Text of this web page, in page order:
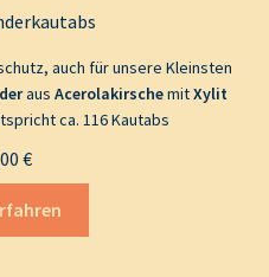
auch für unsere Kleinsten
aus AcerolakirschemitXylit
ca. 116 Kautabs
€